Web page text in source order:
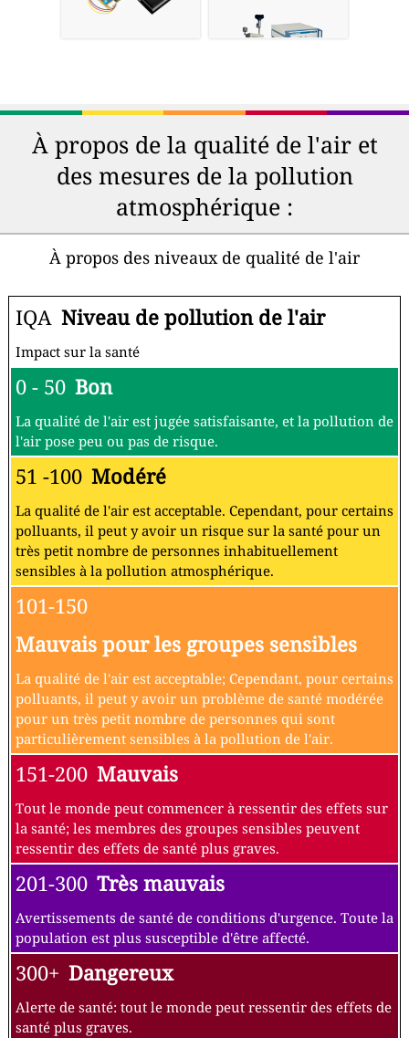
À propos de la qualité de l'air et
des mesures de la pollution
atmosphérique :
À propos des niveaux de qualité de l'air
IQA Niveau de pollution de l'air
Impact sur la santé
0 - 50 Bon
La qualité de l'air est jugée satisfaisante, et la pollution de
l'air pose peu ou pas de risque.
51 -100 Modéré
La qualité de l'air est acceptable. Cependant, pour certains
polluants, il peut y avoir un risque sur la santé pour un
très petit nombre de personnes inhabituellement
sensibles à la pollution atmosphérique.
101-150
Mauvais pour les groupes sensibles
La qualité de l'air est acceptable; Cependant, pour certains
polluants, il peut y avoir un problème de santé modérée
pour un très petit nombre de personnes qui sont
particulièrement sensibles à la pollution de l'air.
151-200 Mauvais
Tout le monde peut commencer à ressentir des effets sur
la santé; les membres des groupes sensibles peuvent
ressentir des effets de santé plus graves.
201-300 Très mauvais
Avertissements de santé de conditions d'urgence. Toute la
population est plus susceptible d'être affecté.
300+ Dangereux
Alerte de santé: tout le monde peut ressentir des effets de
santé plus graves.